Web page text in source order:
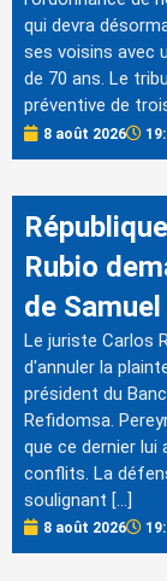
qui devra
ses voisins avec
de 70 ans. Le
préventive de
8 août 2026
Rubio
de
Le juriste Carlos
d'annuler la
président du
Refidomsa.
que ce dernier lui
conflits. La
soulignant […]
8 août 2026